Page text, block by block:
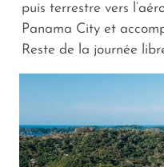
puis terrestre vers
Panama City et
Reste de la journée